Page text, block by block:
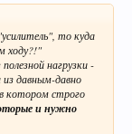
то куда
ходу?!"
нагрузки -
из давным-давно
котором строго
и нужно